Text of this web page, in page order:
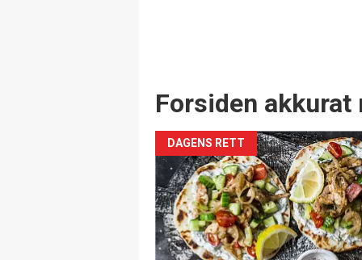
Forsiden akkurat
DAGENS RETT